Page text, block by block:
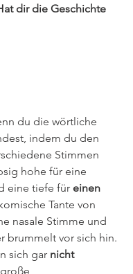
dir die Geschichte
du die wörtliche
indem du den
Stimmen
hohe für eine
eine tiefe für einen
Tante von
nasale Stimme und
brummelt vor sich hin.
sich gar nicht